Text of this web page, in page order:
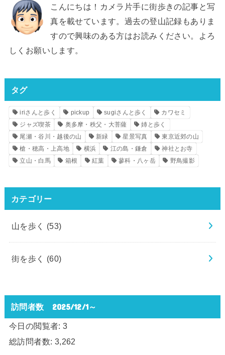
こんにちは！カメラ片手に街歩きの記事と写
真を載せています。過去の登山記録もありま
すので興味のある方はお読みください。よろ
しくお願いします。
タグ
iriさんと歩く pickup sugiさんと歩く
カワセミ
ジャズ喫茶
奥多摩・秩父・大菩薩
姉と歩く
尾瀬・谷川・越後の山
新緑 星景写真
東京近郊の山
槍・穂高・上高地
横浜 江の島・鎌倉
神社とお寺
立山・白馬
箱根 紅葉 蓼科・八ヶ岳 野鳥撮影
カテゴリー
山を歩く (53)
街を歩く (60)
訪問者数 2025/12/1～
今日の閲覧者:3
総訪問者数: 3,262